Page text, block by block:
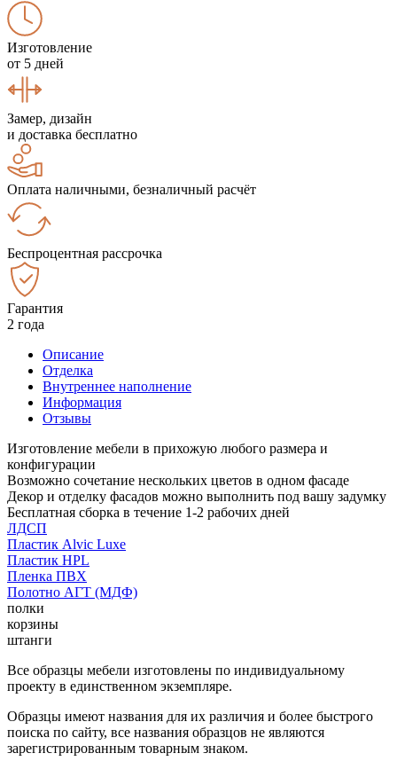
Изготовление
от 5 дней
Замер, дизайн
и доставка бесплатно
Оплата наличными, безналичный расчёт
Беспроцентная рассрочка
Гарантия
2 года
Описание
Отделка
Внутреннее наполнение
Информация
Отзывы
Изготовление мебели в прихожую любого размера и
конфигурации
Возможно сочетание нескольких цветов в одном фасаде
Декор и отделку фасадов можно выполнить под вашу задумку
Бесплатная сборка в течение 1-2 рабочих дней
ЛДСП
Пластик Alvic Luxe
Пластик HPL
Пленка ПВХ
Полотно АГТ (МДФ)
полки
корзины
штанги
Все образцы мебели изготовлены по индивидуальному
проекту в единственном экземпляре.
Образцы имеют названия для их различия и более быстрого
поиска по сайту, все названия образцов не являются
зарегистрированным товарным знаком.